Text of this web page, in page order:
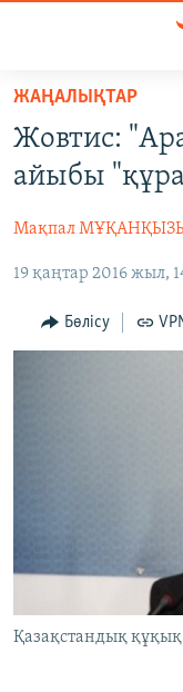
Skip
main
content
to
Navigation
ЖАҢАЛЫҚТАР
САЯСАТ
ҚАҢТАР ОҚИҒАСЫ
АДАМ
ӘЛЕУМЕТ
Басқа тілдерде
ЖАҢАЛЫҚТАР
Жовтис:
айыбы
Мақпал
19 қаңтар 2016 жыл,
Бөлісу
Қазақстандық